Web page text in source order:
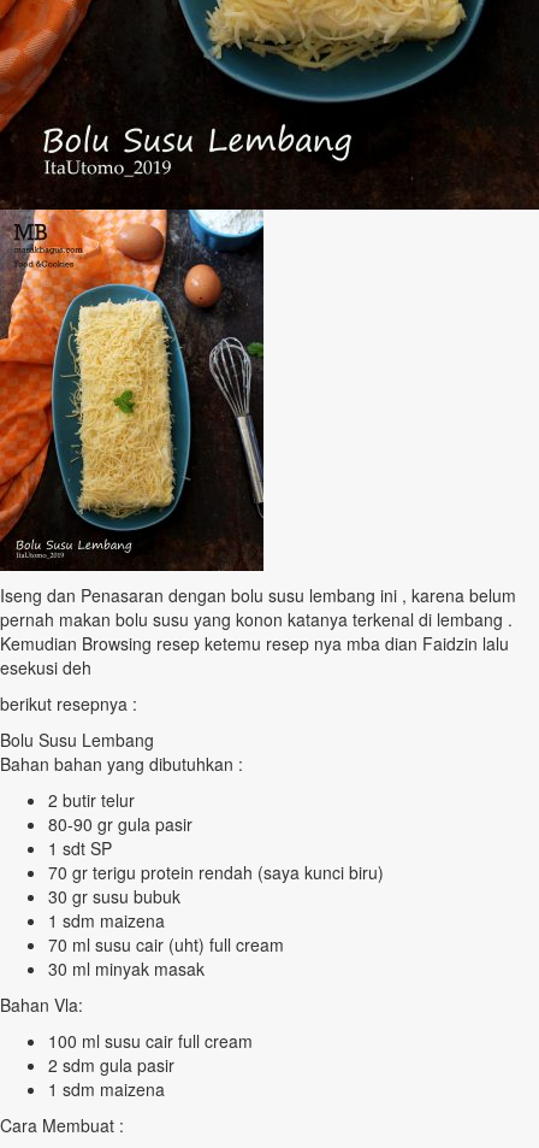
Iseng dan Penasaran dengan bolu susu lembang ini , karena belum
pernah makan bolu susu yang konon katanya terkenal di lembang .
Kemudian Browsing resep ketemu resep nya mba dian Faidzin lalu
esekusi deh
berikut resepnya :
Bolu Susu Lembang
Bahan bahan yang dibutuhkan :
2 butir telur
80-90 gr gula pasir
1 sdt SP
70 gr terigu protein rendah (saya kunci biru)
30 gr susu bubuk
1 sdm maizena
70 ml susu cair (uht) full cream
30 ml minyak masak
Bahan Vla:
100 ml susu cair full cream
2 sdm gula pasir
1 sdm maizena
Cara Membuat :